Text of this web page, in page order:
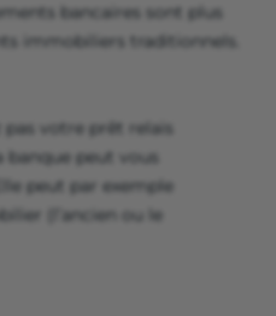
bancaires sont plus
immobiliers traditionnels.
pas votre prêt relais
banque peut vous
peut par exemple
(l’ancien ou le